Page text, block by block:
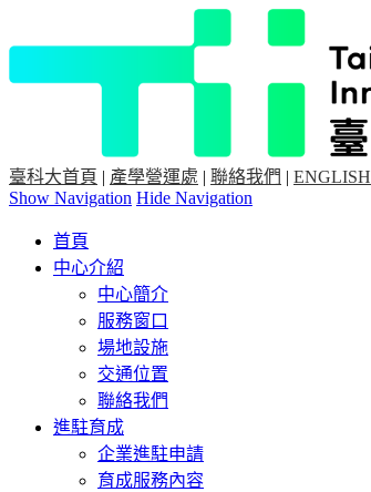
臺科大首頁 | 產學營運處 | 聯絡我們 | ENGLISH
Show Navigation Hide Navigation
首頁
中心介紹
中心簡介
服務窗口
場地設施
交通位置
聯絡我們
進駐育成
企業進駐申請
育成服務內容